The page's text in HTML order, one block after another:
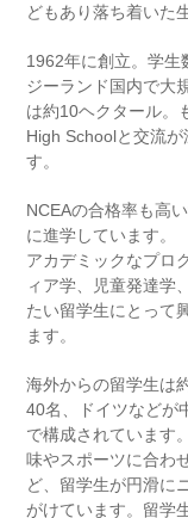
どもあり落ち着いた
1962年に創立。学生
ジーランド国内で大
は約10ヘクタール。
High Schoolと交流
す。
NCEAの合格率も高
に進学しています。
アカデミックなプロ
ィア学、児童発達学
たい留学生にとって
ます。
海外からの留学生は
40名、ドイツなどが
で構成されています
味やスポーツに合わ
ど、留学生が円滑に
がけています。留学